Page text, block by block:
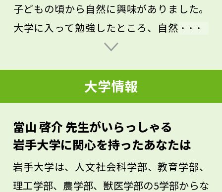
子どもの頃から自然に興味がありました。
大学に入って勉強したところ、自然とされ
る環境は人間活動に大きく影響されている
た。自然や環境の問題を解決するには、自
然そのものだけではなく、人間社会や産業
の仕組みを突き詰めて考えることが非常に
大切です。通学途中や旅行中に山や森の景
色を見た時に、ここも人間の手が加わって
全然違う姿になったんだ、お父さんお母さ
大学情報
當山 啓介 先生がいらっしゃる
岩手大学に関心を持ったあなたは
岩手大学は、人文社会科学部、教育学部、
理工学部、農学部、獣医学部の5学部からな